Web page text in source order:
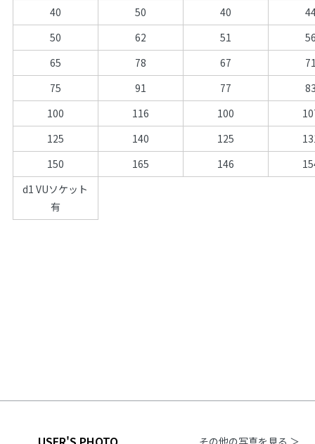
40
50 40
50
62 51
65
78 67
75
91 77
100
116 100
125
140 125
150
165 146
d1 VUソケット
有